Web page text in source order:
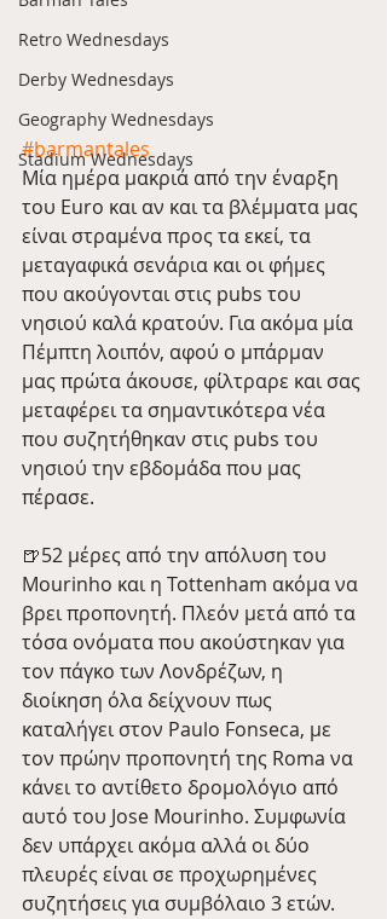
Retro Wednesdays
Derby Wednesdays
Geography Wednesdays
Stadium Wednesdays
#barmantales
Μία ημέρα μακριά από την έναρξη
του Euro και αν και τα βλέμματα μας
είναι στραμένα προς τα εκεί, τα
μεταγαφικά σενάρια και οι φήμες
που ακούγονται στις pubs του
νησιού καλά κρατούν. Για ακόμα μία
Πέμπτη λοιπόν, αφού ο μπάρμαν
μας πρώτα άκουσε, φίλτραρε και σας
μεταφέρει τα σημαντικότερα νέα
που συζητήθηκαν στις pubs του
νησιού την εβδομάδα που μας
πέρασε.
🍺52 μέρες από την απόλυση του
Mourinho και η Tottenham ακόμα να
βρει προπονητή. Πλεόν μετά από τα
τόσα ονόματα που ακούστηκαν για
τον πάγκο των Λονδρέζων, η
διοίκηση όλα δείχνουν πως
καταλήγει στον Paulo Fonseca, με
τον πρώην προπονητή της Roma να
κάνει το αντίθετο δρομολόγιο από
αυτό του Jose Mourinho. Συμφωνία
δεν υπάρχει ακόμα αλλά οι δύο
πλευρές είναι σε προχωρημένες
συζητήσεις για συμβόλαιο 3 ετών.